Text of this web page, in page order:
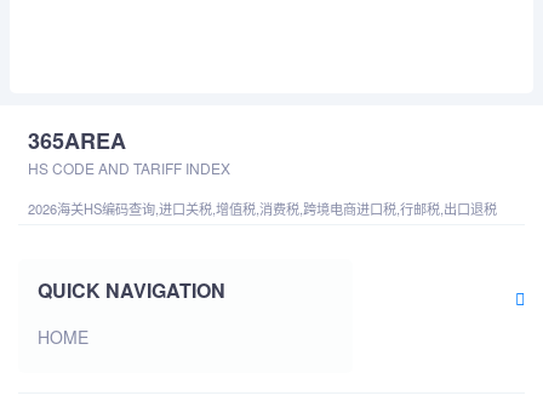
365AREA
HS CODE AND TARIFF INDEX
2026海关HS编码查询,进口关税,增值税,消费税,跨境电商进口税,行邮税,出口退税
QUICK NAVIGATION
HOME